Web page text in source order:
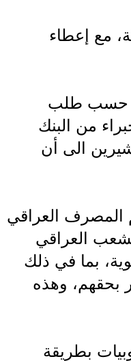
مع إعطاء
حسب طلب
من البنك
الى أن
المصرف العراقي
العراقي
بما في ذلك
بحقهم، وهذه
بطريقة